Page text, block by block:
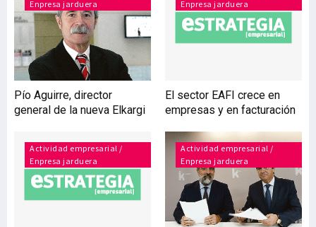
Enpresa jarduera
Pío Aguirre, director
general de la nueva Elkargi
Enpresa jarduera
El sector EAFI crece en
empresas y en facturación
Actividad empresarial /
Enpresa jarduera
Actividad empresarial /
Enpresa jarduera